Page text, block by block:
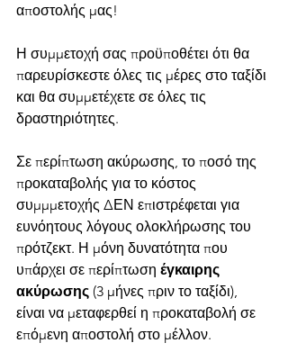
αποστολής μας!
Η συμμετοχή σας προϋποθέτει ότι θα
παρευρίσκεστε όλες τις μέρες στο ταξίδι
και θα συμμετέχετε σε όλες τις
δραστηριότητες.
Σε περίπτωση ακύρωσης, το ποσό της
προκαταβολής για το κόστος
συμμμετοχής ΔΕΝ επιστρέφεται για
ευνόητους λόγους ολοκλήρωσης του
πρότζεκτ. Η μόνη δυνατότητα που
υπάρχει σε περίπτωση έγκαιρης
ακύρωσης (3 μήνες πριν το ταξίδι),
είναι να μεταφερθεί η προκαταβολή σε
επόμενη αποστολή στο μέλλον.